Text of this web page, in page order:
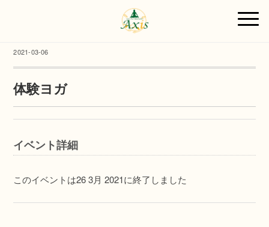
2021-03-06
体験ヨガ
イベント詳細
このイベントは26 3月 2021に終了しました